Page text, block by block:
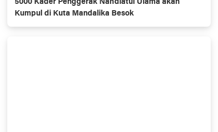
5000 Kader Penggerak Nahdlatul Ulama akan
Kumpul di Kuta Mandalika Besok